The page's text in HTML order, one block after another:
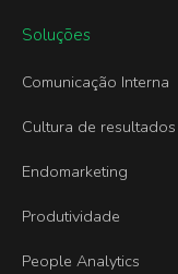
Soluções
Comunicação Interna
Cultura de resultados
Endomarketing
Produtividade
People Analytics